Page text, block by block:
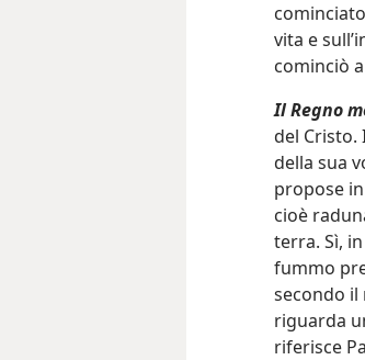
vita e
cominciò
Il Regno
del Cristo.
della sua
propose
cioè
terra. Sì,
fummo
secondo il
riguarda
riferisce